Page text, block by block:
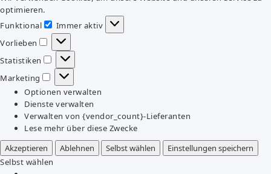
optimieren.
Funktional
Funktional
Immer aktiv
Vorlieben
Vorlieben
Statistiken
Statistiken
Marketing
Marketing
Optionen verwalten
Dienste verwalten
Verwalten von {vendor_count}-Lieferanten
Lese mehr über diese Zwecke
Akzeptieren
Ablehnen Selbst wählen
Einstellungen speichern
Selbst wählen